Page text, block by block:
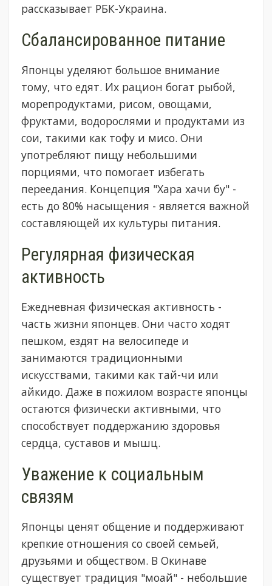
рассказывает РБК-Украина.
Сбалансированное питание
Японцы уделяют большое внимание
тому, что едят. Их рацион богат рыбой,
морепродуктами, рисом, овощами,
фруктами, водорослями и продуктами из
сои, такими как тофу и мисо. Они
употребляют пищу небольшими
порциями, что помогает избегать
переедания. Концепция "Хара хачи бу" -
есть до 80% насыщения - является важной
составляющей их культуры питания.
Регулярная физическая
активность
Ежедневная физическая активность -
часть жизни японцев. Они часто ходят
пешком, ездят на велосипеде и
занимаются традиционными
искусствами, такими как тай-чи или
айкидо. Даже в пожилом возрасте японцы
остаются физически активными, что
способствует поддержанию здоровья
сердца, суставов и мышц.
Уважение к социальным
связям
Японцы ценят общение и поддерживают
крепкие отношения со своей семьей,
друзьями и обществом. В Окинаве
существует традиция "моай" - небольшие